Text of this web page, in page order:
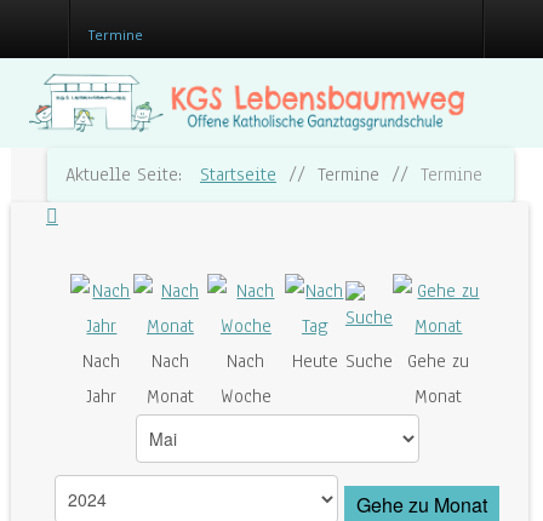
Termine
Aktuelle Seite: Startseite // Termine // Termine
Nach
Jahr
Nach
Monat
Nach
Woche
Heute Suche
Gehe zu
Monat
Gehe zu Monat